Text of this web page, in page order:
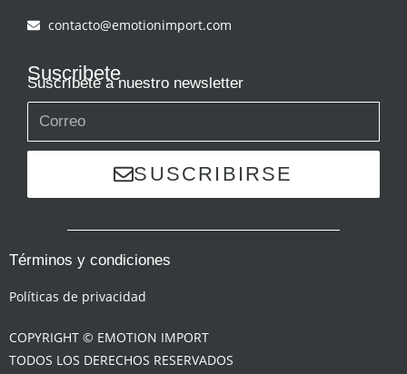
contacto@emotionimport.com
Suscribete
Suscríbete a nuestro newsletter
SUSCRIBIRSE
Términos y condiciones
Políticas de privacidad
COPYRIGHT © EMOTION IMPORT
TODOS LOS DERECHOS RESERVADOS